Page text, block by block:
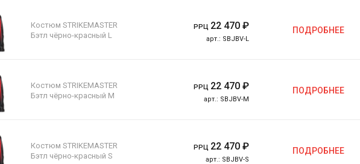
РРЦ 22 470₽
арт.: SBJBV-L
Костюм STRIKEMASTER
Бэтл чёрно-красный L
ПОДРОБНЕЕ
РРЦ 22 470₽
арт.: SBJBV-M
Костюм STRIKEMASTER
Бэтл чёрно-красный М
ПОДРОБНЕЕ
РРЦ 22 470₽
арт.: SBJBV-S
Костюм STRIKEMASTER
Бэтл чёрно-красный S
ПОДРОБНЕЕ